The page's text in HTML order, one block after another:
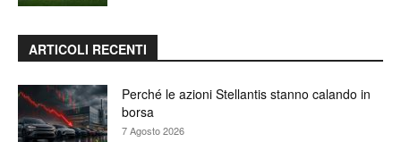
ARTICOLI RECENTI
Perché le azioni Stellantis stanno calando in
borsa
7 Agosto 2026